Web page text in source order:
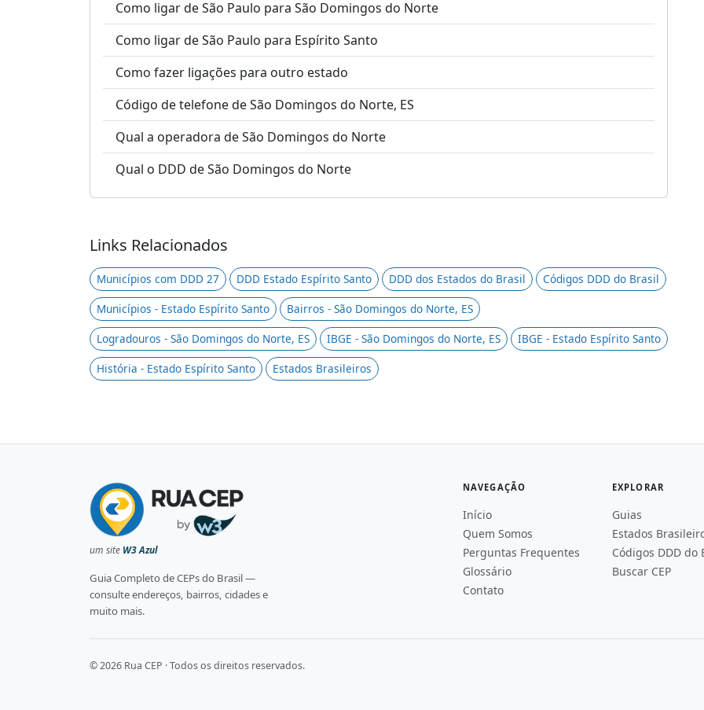
Como ligar de São Paulo para São Domingos do Norte
Como ligar de São Paulo para Espírito Santo
Como fazer ligações para outro estado
Código de telefone de São Domingos do Norte, ES
Qual a operadora de São Domingos do Norte
Qual o DDD de São Domingos do Norte
Links Relacionados
Municípios com DDD 27 DDD Estado Espírito Santo DDD dos Estados do Brasil
Códigos DDD do Brasil
Municípios - Estado Espírito Santo
Bairros - São Domingos do Norte, ES
Logradouros - São Domingos do Norte, ES
IBGE - São Domingos do Norte, ES
IBGE - Estado Espírito Santo
História - Estado Espírito Santo
Estados Brasileiros
um site W3 Azul
Guia Completo de CEPs do Brasil —
consulte endereços, bairros, cidades e
muito mais.
NAVEGAÇÃO
Início
Quem Somos
Perguntas Frequentes
Glossário
Contato
EXPLORAR
Guias
Estados
Códigos DDD do
Buscar CEP
© 2026 Rua CEP · Todos os direitos reservados.